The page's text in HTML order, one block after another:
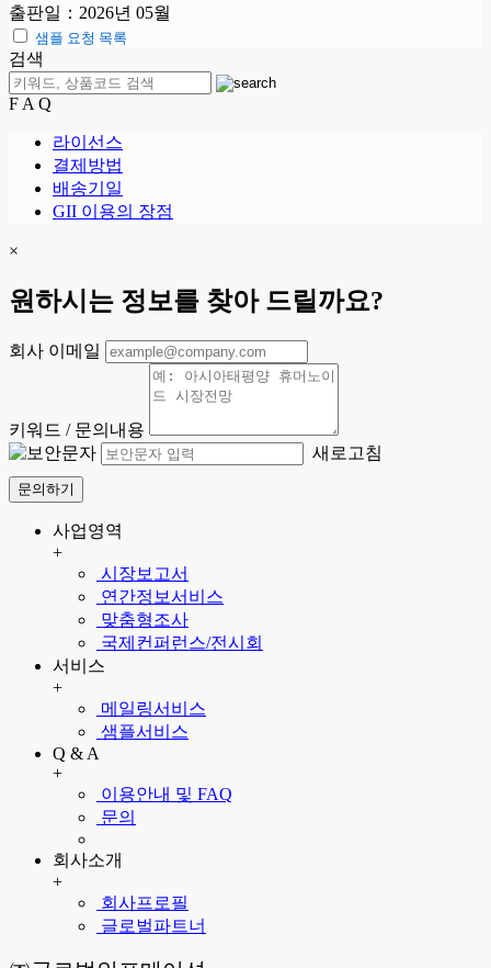
출판일：2026년 05월
샘플 요청 목록
검색
F A Q
라이선스
결제방법
배송기일
GII 이용의 장점
×
원하시는 정보를 찾아 드릴까요?
회사 이메일
키워드 / 문의내용
새로고침
문의하기
사업영역
+
시장보고서
연간정보서비스
맞춤형조사
국제컨퍼런스/전시회
서비스
+
메일링서비스
샘플서비스
Q & A
+
이용안내 및 FAQ
문의
회사소개
+
회사프로필
글로벌파트너